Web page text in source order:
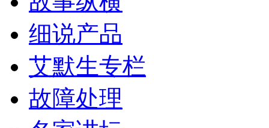
细说产品
艾默生专栏
故障处理